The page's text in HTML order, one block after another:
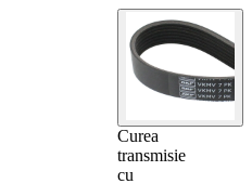
Curea
transmisie
cu